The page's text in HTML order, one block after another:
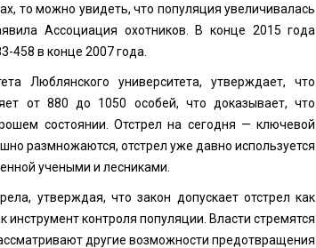
то можно увидеть, что популяция увеличивалась
Ассоциация охотников. В конце 2015 года
458 в конце 2007 года.
Люблянского университета, утверждает, что
от 880 до 1050 особей, что доказывает, что
состоянии. Отстрел на сегодня — ключевой
размножаются, отстрел уже давно используется
учеными и лесниками.
утверждая, что закон допускает отстрел как
контроля популяции. Власти стремятся
другие возможности предотвращения